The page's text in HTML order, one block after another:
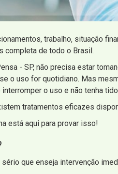
trabalho, situação
completa de todo o Brasil.
- SP, não precisa estar
o uso for quotidiano. Mas
o uso e não tenha
tratamentos eficazes
está aqui para provar isso!
que enseja intervenção